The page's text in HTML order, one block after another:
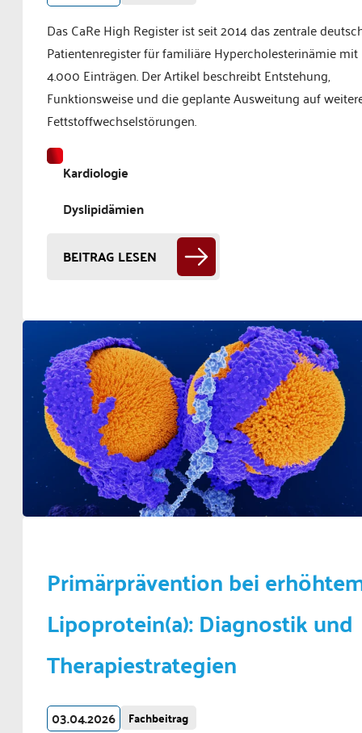
Das CaRe High Register ist seit 2014 das zentrale
Patientenregister für familiäre Hypercholesterinämie mit
4.000 Einträgen. Der Artikel beschreibt Entstehung,
Funktionsweise und die geplante Ausweitung auf
Fettstoffwechselstörungen.
Kardiologie
Dyslipidämien
BEITRAG LESEN
Primärprävention bei
Lipoprotein(a): Diagnostik und
Therapiestrategien
03.04.2026 Fachbeitrag